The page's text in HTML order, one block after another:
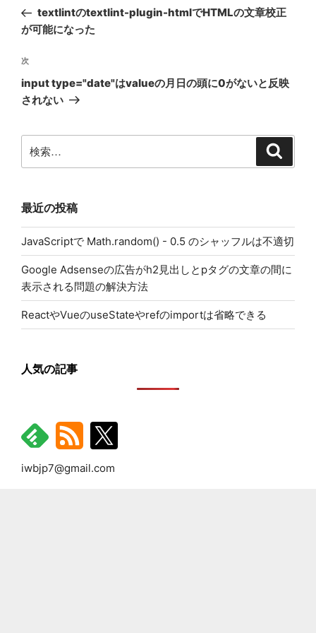
ナ
ゲ
ー
シ
ン
の
投
textlintのtextlint-plugin-htmlでHTMLの文章校正
が可能になった
次
の
投
次
input type="date"はvalueの月日の頭に0がないと反映
されない
索:
最近の投稿
JavaScriptで Math.random() - 0.5 のシャッフルは不適切
Google Adsenseの広告がh2見出しとpタグの文章の間に
表示される問題の解決方法
ReactやVueのuseStateやrefのimportは省略できる
人気の記事
iwbjp7@gmail.com